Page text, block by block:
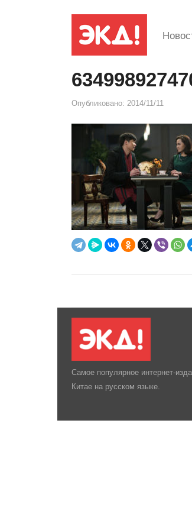
Опубликовано: 2014/11/11
Самое популярное интернет-
Китае на русском языке.